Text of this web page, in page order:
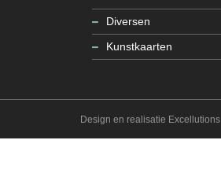
Diversen
Kunstkaarten
Design en realisatie Excellutions